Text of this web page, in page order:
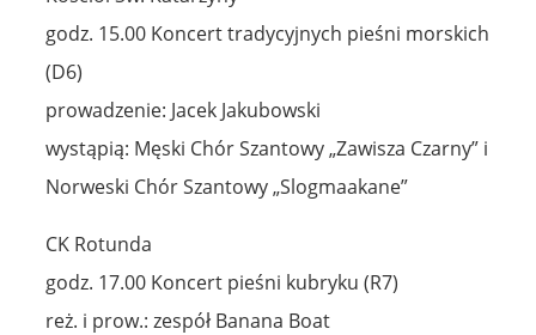
godz. 15.00 Koncert tradycyjnych pieśni morskich
(D6)
prowadzenie: Jacek Jakubowski
wystąpią: Męski Chór Szantowy „Zawisza Czarny” i
Norweski Chór Szantowy „Slogmaakane”
CK Rotunda
godz. 17.00 Koncert pieśni kubryku (R7)
reż. i prow.: zespół Banana Boat